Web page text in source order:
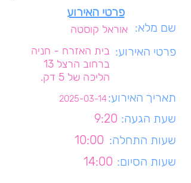
פרטי האירוע
אוראל קוסטה שם מלא:
בית האזרח - חניה
ברחוב הרצל 13
הליכה של 5 דק.
פרטי האירוע:
2025-03-14תאריך האירוע:
9:20 שעת הגעה:
10:00 שעות התחלה:
14:00 שעות הסיום: